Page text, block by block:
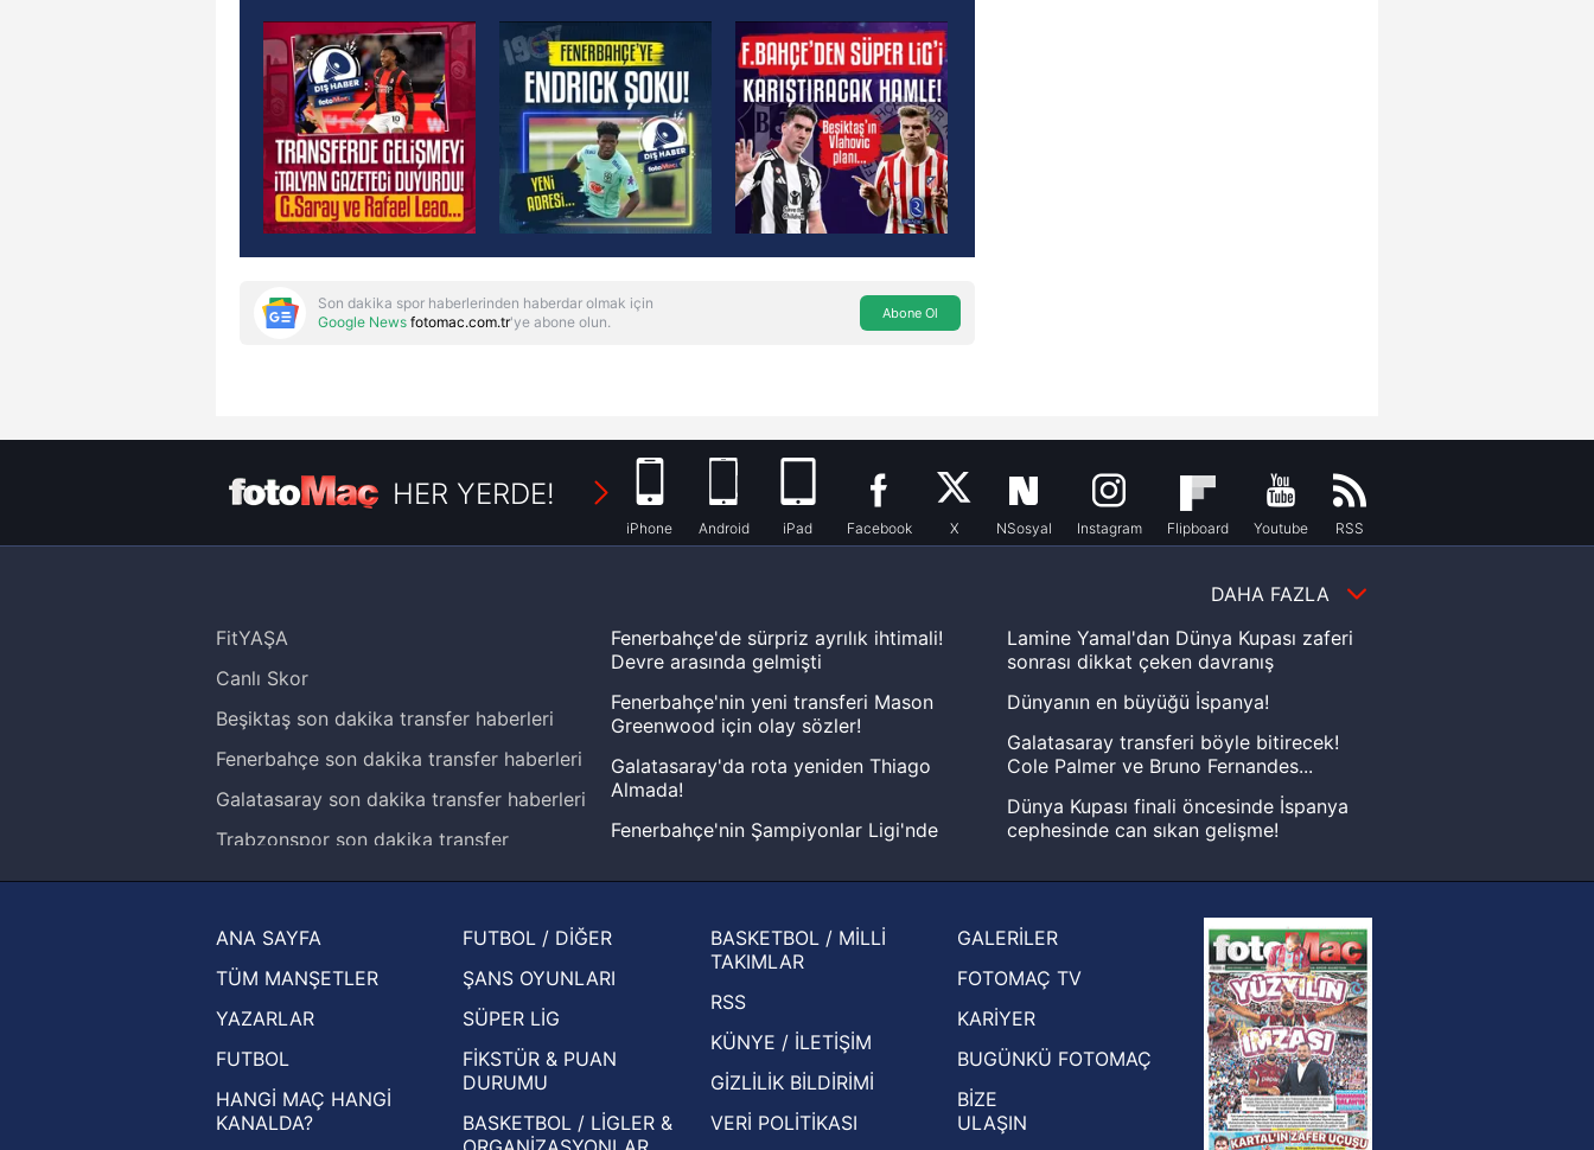
Son dakika spor haberlerinden haberdar olmak için
Google News fotomac.com.tr'ye abone olun. Abone Ol
HER YERDE!
iPhone Android iPad Facebook X NSosyal Instagram Flipboard Youtube RSS
DAHA FAZLA
FitYAŞA
Canlı Skor
Beşiktaş son dakika transfer haberleri
Fenerbahçe son dakika transfer haberleri
Galatasaray son dakika transfer haberleri
Trabzonspor son dakika transfer
Ziraat Türkiye Kupası haberleri
UEFA Şampiyonlar Ligi haberleri
UEFA Avrupa Ligi haberleri
UEFA Konferans Ligi haberleri
Fenerbahçe'de sürpriz ayrılık ihtimali!
Devre arasında gelmişti
Fenerbahçe'nin yeni transferi Mason
Greenwood için olay sözler!
Galatasaray'da rota yeniden Thiago
Almada!
Fenerbahçe'nin Şampiyonlar Ligi'nde
Zabrze'yi elerlerse...
basından gündem olan manşetler!
Beşiktaş'ın UEFA Avrupa Ligi'nde 3. Ön
Eleme Turu muhtemel rakipleri belli oldu!
Lamine Yamal'dan Dünya Kupası zaferi
sonrası dikkat çeken davranış
Dünyanın en büyüğü İspanya!
Galatasaray transferi böyle bitirecek!
Cole Palmer ve Bruno Fernandes...
Dünya Kupası finali öncesinde İspanya
cephesinde can sıkan gelişme!
Hernan Crespo, Meksika Ligi
ekiplerinden Atlas'ın yeni teknik direktörü
oldu
ANA SAYFA
TÜM MANŞETLER
YAZARLAR
FUTBOL
HANGİ MAÇ HANGİ
KANALDA?
FUTBOL / DİĞER
ŞANS OYUNLARI
SÜPER LİG
FİKSTÜR & PUAN
DURUMU
BASKETBOL / LİGLER &
BASKETBOL / MİLLİ
TAKIMLAR
RSS
KÜNYE / İLETİŞİM
GİZLİLİK BİLDİRİMİ
VERİ POLİTİKASI
GALERİLER
FOTOMAÇ TV
KARİYER
BUGÜNKÜ FOTOMAÇ
BİZE
ULAŞIN